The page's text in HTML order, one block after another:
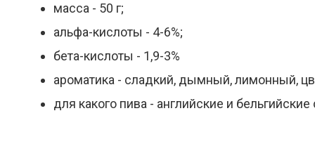
масса - 50 г;
альфа-кислоты - 4-6%;
бета-кислоты - 1,9-3%
ароматика - сладкий, дымный, лимонный,
для какого пива - английские и